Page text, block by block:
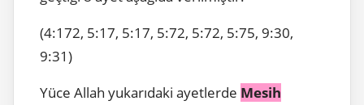
(4:172, 5:17, 5:17, 5:72, 5:72, 5:75, 9:30,
9:31)
Yüce Allah yukarıdaki ayetlerde Mesih